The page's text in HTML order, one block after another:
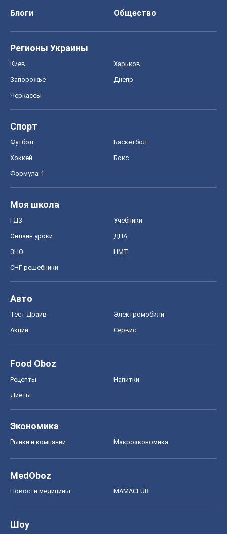
Блоги
Общество
Регионы Украины
Киев Харьков
Запорожье Днепр
Черкассы
Спорт
Футбол Баскетбол
Хоккей Бокс
Формула-1
Моя школа
ГДЗ Учебники
Онлайн уроки ДПА
ЗНО НМТ
СНГ решебники
Авто
Тест Драйв Электромобили
Акции Сервис
Food Oboz
Рецепты Напитки
Диеты
Экономика
Рынки и компании Mакроэкономика
MedOboz
Новости медицины MAMACLUB
Шоу